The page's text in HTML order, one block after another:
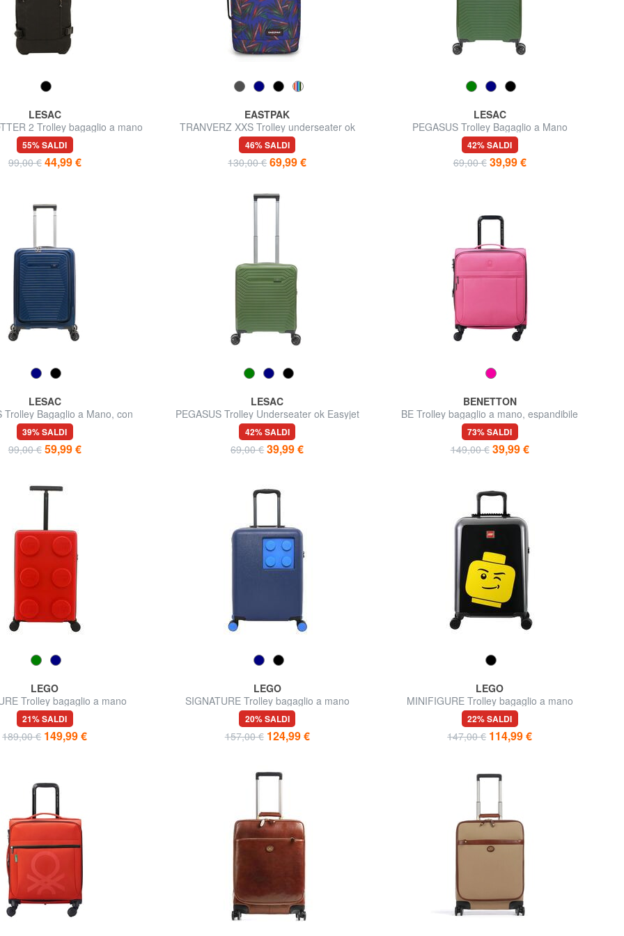
LESAC
2 Trolley bagaglio a mano
55% SALDI
99,00 € 44,99 €
EASTPAK
TRANVERZ XXS Trolley underseater ok
easyJet
46% SALDI
130,00 € 69,99 €
LESAC
PEGASUS Trolley Bagaglio a Mano
42% SALDI
69,00 € 39,99 €
LESAC
Trolley Bagaglio a Mano, con
porta PC
39% SALDI
99,00 € 59,99 €
LESAC
PEGASUS Trolley Underseater ok Easyjet
42% SALDI
69,00 € 39,99 €
BENETTON
BE Trolley bagaglio a mano, espandibile
73% SALDI
149,00 € 39,99 €
LEGO
Trolley bagaglio a mano
21% SALDI
189,00 € 149,99 €
LEGO
SIGNATURE Trolley bagaglio a mano
20% SALDI
157,00 € 124,99 €
LEGO
MINIFIGURE Trolley bagaglio a mano
22% SALDI
147,00 € 114,99 €